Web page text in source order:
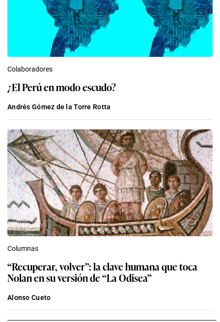
Colaboradores
¿El Perú en modo escudo?
Andrés Gómez de la Torre Rotta
Columnas
“Recuperar, volver”: la clave humana que toca
Nolan en su versión de “La Odisea”
Alonso Cueto